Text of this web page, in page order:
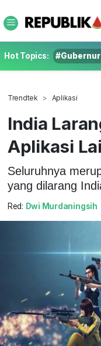
Hot Topics:
Trendtek Aplikasi
India
Aplikasi
Seluruhnya
yang dilarang
Red: Dwi Murdaningsih